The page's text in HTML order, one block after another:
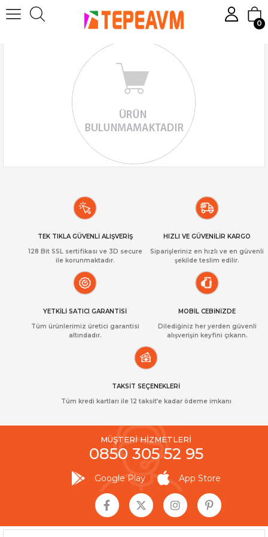
0
TEK TIKLA GÜVENLİ ALIŞVERİŞ
128 Bit SSL sertifikası ve 3D secure
ile korunmaktadır.
HIZLI VE GÜVENİLİR KARGO
Siparişleriniz en hızlı ve en güvenli
şekilde teslim edilir.
YETKİLİ SATICI GARANTİSİ
Tüm ürünlerimiz üretici garantisi
altındadır.
MOBİL CEBİNİZDE
Dilediğiniz her yerden güvenli
alışverişin keyfini çıkarın.
TAKSİT SEÇENEKLERİ
Tüm kredi kartları ile 12 taksit’e kadar ödeme imkanı
MÜŞTERİ HİZMETLERİ
0850 305 52 95
Google Play App Store